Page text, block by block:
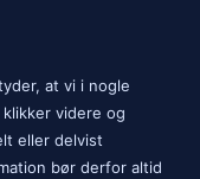
at vi i nogle
videre og
eller delvist
bør derfor altid